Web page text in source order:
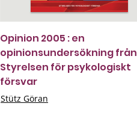
Opinion 2005 : en
opinionsundersökning från
Styrelsen för psykologiskt
försvar
Stütz Göran